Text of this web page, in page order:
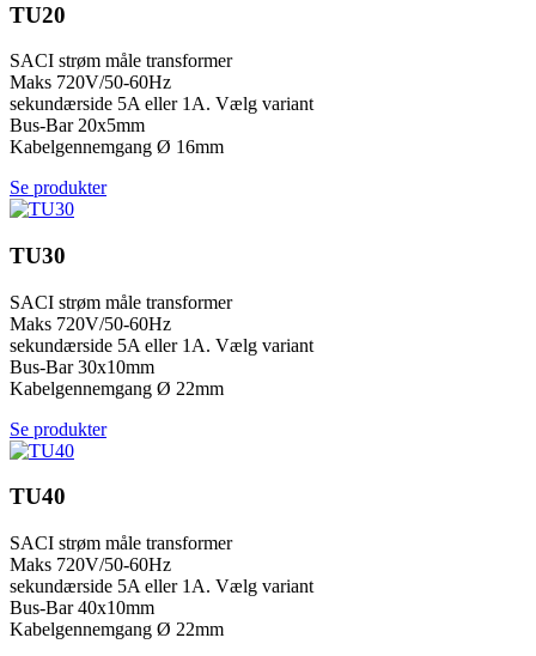
TU20
SACI strøm måle transformer
Maks 720V/50-60Hz
sekundærside 5A eller 1A. Vælg variant
Bus-Bar 20x5mm
Kabelgennemgang Ø 16mm
Se produkter
TU30
SACI strøm måle transformer
Maks 720V/50-60Hz
sekundærside 5A eller 1A. Vælg variant
Bus-Bar 30x10mm
Kabelgennemgang Ø 22mm
Se produkter
TU40
SACI strøm måle transformer
Maks 720V/50-60Hz
sekundærside 5A eller 1A. Vælg variant
Bus-Bar 40x10mm
Kabelgennemgang Ø 22mm